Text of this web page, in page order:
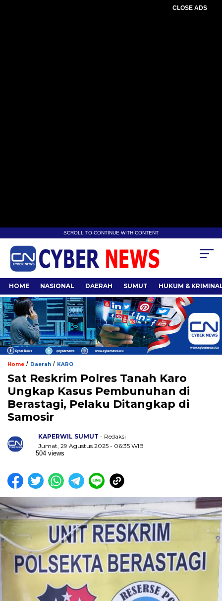
CLOSE ADS
SCROLL TO CONTINUE WITH CONTENT
HOME NASIONAL DAERAH SUMUT HUKUM &
Home / Daerah / KARO
Sat Reskrim Polres Tanah Karo
Ungkap Kasus Pembunuhan di
Berastagi, Pelaku Ditangkap di
Samosir
KAPERWIL SUMUT - Redaksi
Jumat, 29 Agustus 2025 - 06:35 WIB
504 views